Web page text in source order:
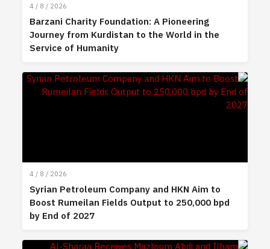
4 / 8 / 2026
Barzani Charity Foundation: A Pioneering
Journey from Kurdistan to the World in the
Service of Humanity
4 / 8 / 2026
Syrian Petroleum Company and HKN Aim to
Boost Rumeilan Fields Output to 250,000 bpd
by End of 2027